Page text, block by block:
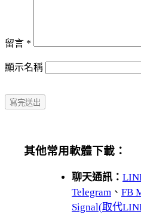
留言 *
顯示名稱
其他常用軟體下載：
聊天通訊：
Telegram 、 FB
Signal(取代